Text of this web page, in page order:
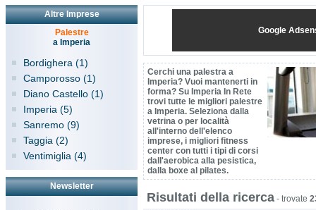
Altre Imprese
Palestre
a Imperia
Bordighera (1)
Camporosso (1)
Diano Castello (1)
Imperia (5)
Sanremo (9)
Taggia (2)
Ventimiglia (4)
Newsletter
Google
Cerchi una palestra a
Imperia? Vuoi mantenerti in
forma? Su Imperia In Rete
trovi tutte le migliori palestre
a Imperia. Seleziona dalla
vetrina o per località
all'interno dell'elenco
imprese, i migliori fitness
center con tutti i tipi di corsi
dall'aerobica alla pesistica,
dalla boxe al pilates.
Risultati della ricerca - trovate